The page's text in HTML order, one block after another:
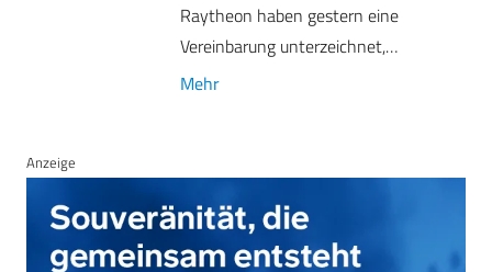
Raytheon haben gestern eine
Vereinbarung unterzeichnet,…
Mehr
Anzeige